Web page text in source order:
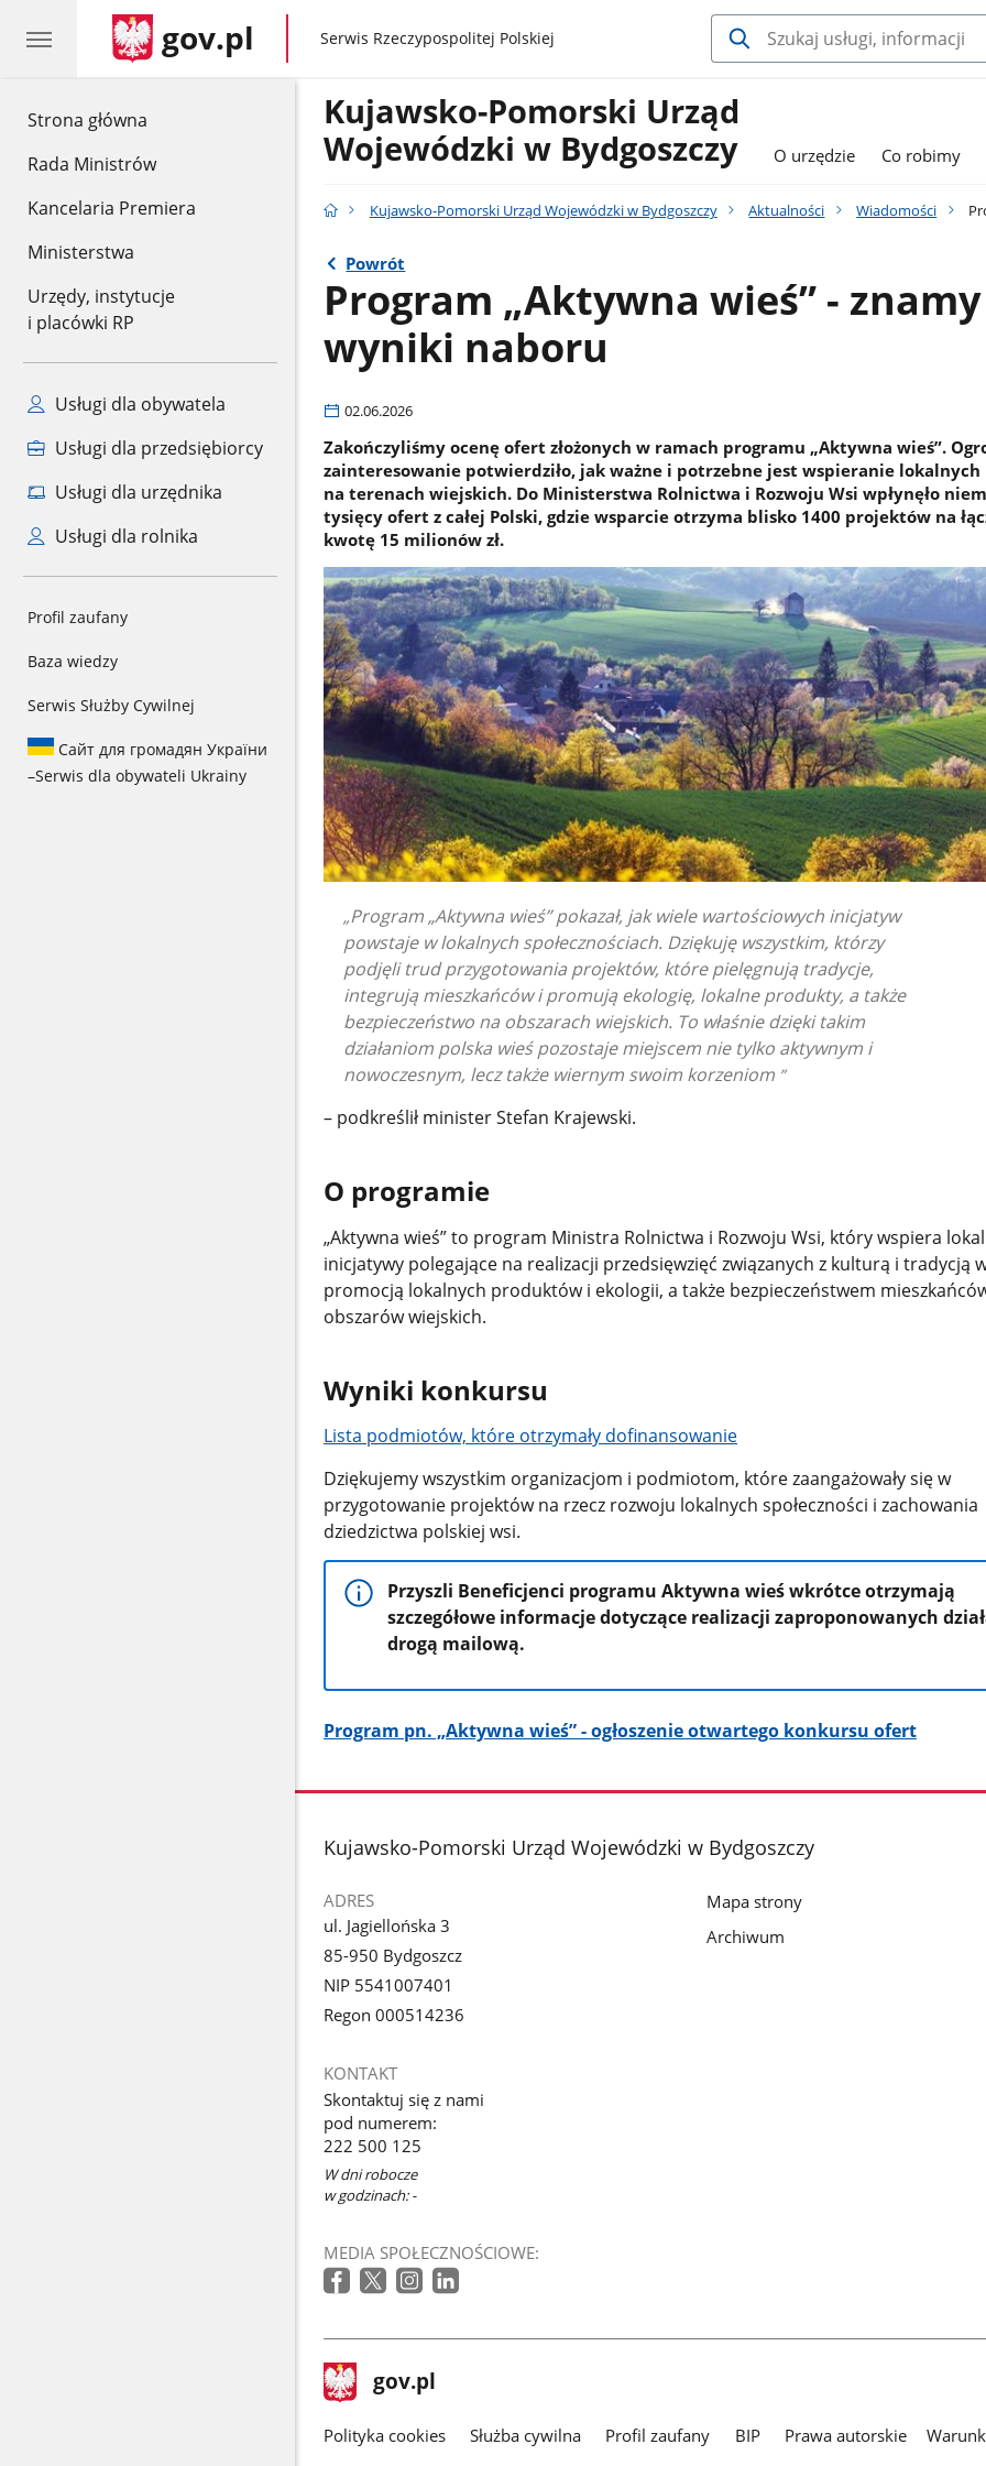
Strona główna
Rada Ministrów
Kancelaria Premiera
Ministerstwa
Urzędy, instytucje
i placówki RP
Usługi dla obywatela
Usługi dla przedsiębiorcy
Usługi dla urzędnika
Usługi dla rolnika
Profil zaufany
Baza wiedzy
Serwis Służby Cywilnej
Сайт для громадян України
–Serwis dla obywateli Ukrainy
gov.pl gov.pl
Serwis Rzeczypospolitej Polskiej
Kujawsko-Pomorski Urząd
Wojewódzki w Bydgoszczy
O urzędzie Co robimy
Kujawsko-Pomorski Urząd Wojewódzki w Bydgoszczy Aktualności Wiadomości
Powrót
Program „Aktywna wieś” - znamy
wyniki naboru
02.06.2026
Zakończyliśmy ocenę ofert złożonych w ramach programu „Aktywna wieś”.
zainteresowanie potwierdziło, jak ważne i potrzebne jest wspieranie
na terenach wiejskich. Do Ministerstwa Rolnictwa i Rozwoju Wsi wpłynęło
tysięcy ofert z całej Polski, gdzie wsparcie otrzyma blisko 1400 projektów na
kwotę 15 milionów zł.
Program „Aktywna wieś” pokazał, jak wiele wartościowych inicjatyw
powstaje w lokalnych społecznościach. Dziękuję wszystkim, którzy
podjęli trud przygotowania projektów, które pielęgnują tradycje,
integrują mieszkańców i promują ekologię, lokalne produkty, a także
bezpieczeństwo na obszarach wiejskich. To właśnie dzięki takim
działaniom polska wieś pozostaje miejscem nie tylko aktywnym i
nowoczesnym, lecz także wiernym swoim korzeniom
– podkreślił minister Stefan Krajewski.
O programie
„Aktywna wieś” to program Ministra Rolnictwa i Rozwoju Wsi, który wspiera
inicjatywy polegające na realizacji przedsięwzięć związanych z kulturą i tradycją
promocją lokalnych produktów i ekologii, a także bezpieczeństwem
obszarów wiejskich.
Wyniki konkursu
Lista podmiotów, które otrzymały dofinansowanie
Dziękujemy wszystkim organizacjom i podmiotom, które zaangażowały się w
przygotowanie projektów na rzecz rozwoju lokalnych społeczności i zachowania
dziedzictwa polskiej wsi.
Przyszli Beneficjenci programu Aktywna wieś wkrótce otrzymają
szczegółowe informacje dotyczące realizacji zaproponowanych
drogą mailową.
Program pn. „Aktywna wieś” - ogłoszenie otwartego konkursu ofert
stopka
Kujawsko-Pomorski Urząd Wojewódzki w Bydgoszczy
ADRES
ul. Jagiellońska 3
85-950 Bydgoszcz
NIP 5541007401
Regon 000514236
KONTAKT
Skontaktuj się z nami
pod numerem:
222 500 125
W dni robocze
w godzinach: -
MEDIA SPOŁECZNOŚCIOWE:
Mapa strony
Archiwum
stopka
gov.pl Strona
gov.pl
gov.pl
Polityka cookies Służba cywilna Profil zaufany BIP Prawa autorskie